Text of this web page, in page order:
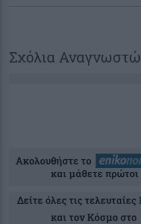
Σχόλια
Ακολουθήστε το
και μάθετε πρώτοι
Δείτε όλες τις τελευταίες
και τον Κόσμο στο